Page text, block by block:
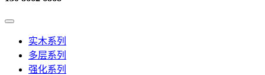
实木系列
多层系列
强化系列